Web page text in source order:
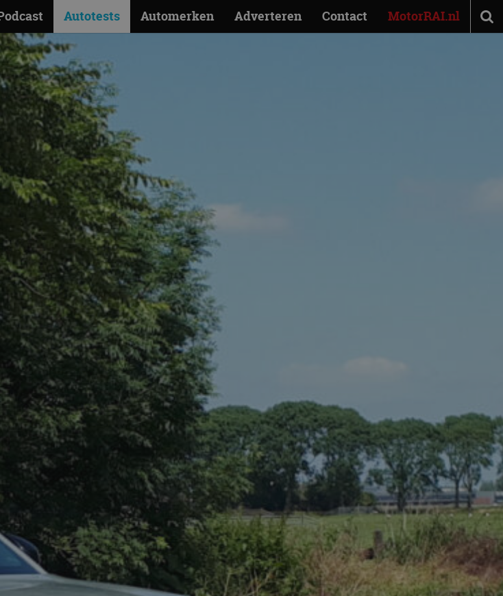
Autotests Automerken Adverteren Contact MotorRAI.nl